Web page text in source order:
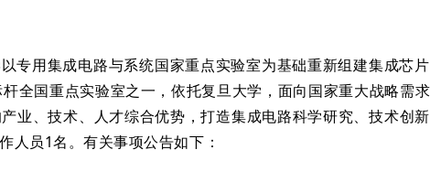
专用集成电路与系统国家重点实验室为基础重新组建集成芯
全国重点实验室之一，依托复旦大学，面向国家重大战略需
业、技术、人才综合优势，打造集成电路科学研究、技术创
人员1名。有关事项公告如下：